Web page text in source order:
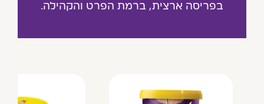
בפריסה ארצית, ברמת הפרט והקהילה.